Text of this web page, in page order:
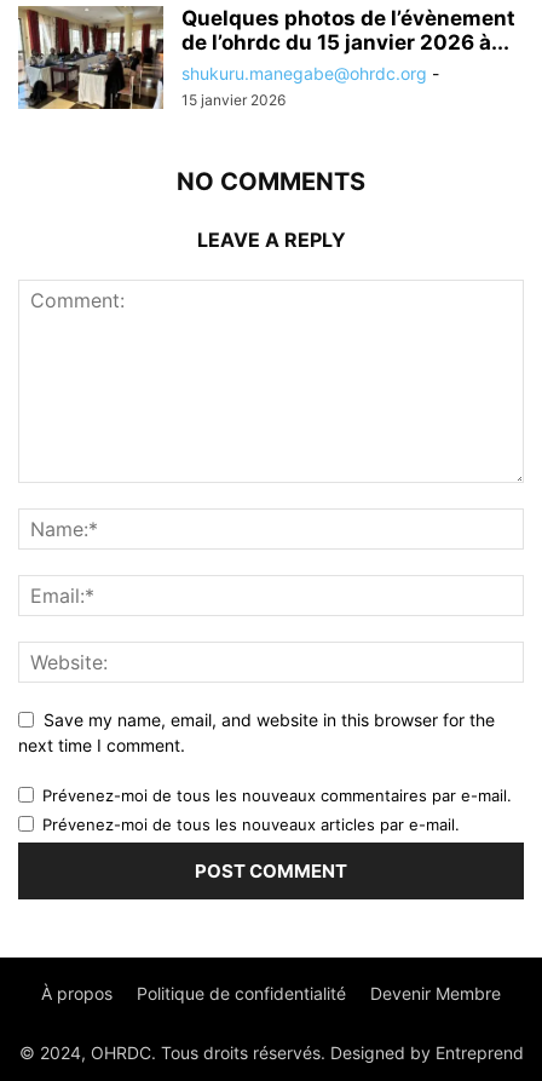
Quelques photos de l’évènement
de l’ohrdc du 15 janvier 2026 à...
shukuru.manegabe@ohrdc.org -
15 janvier 2026
NO COMMENTS
LEAVE A REPLY
Save my name, email, and website in this browser for the
next time I comment.
Prévenez-moi de tous les nouveaux commentaires par e-mail.
Prévenez-moi de tous les nouveaux articles par e-mail.
À propos Politique de confidentialité Devenir Membre
© 2024, OHRDC. Tous droits réservés. Designed by Entreprend